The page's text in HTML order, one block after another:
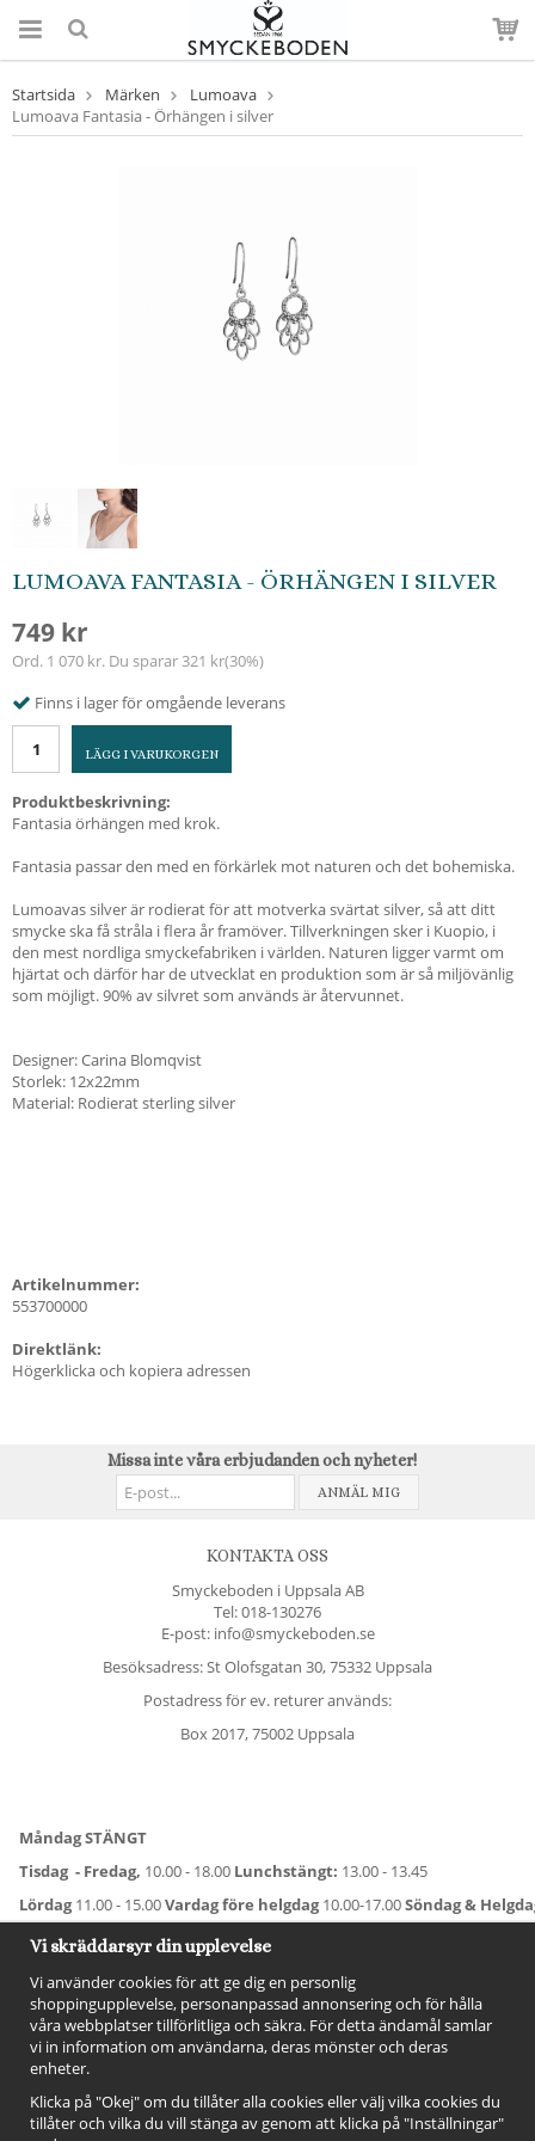
Startsida Märken
Lumoava
Lumoava Fantasia - Örhängen i silver
LUMOAVA FANTASIA - ÖRHÄNGEN I SILVER
749 kr
Ord. 1 070 kr. Du sparar321 kr(30%)
Finns i lager för omgående leverans
LÄGG I VARUKORGEN
Produktbeskrivning:
Fantasia örhängen med krok.
Fantasia passar den med en förkärlek mot naturen och det bohemiska.
Lumoavas silver är rodierat för att motverka svärtat silver, så att ditt
smycke ska få stråla i flera år framöver. Tillverkningen sker i Kuopio, i
den mest nordliga smyckefabriken i världen. Naturen ligger varmt om
hjärtat och därför har de utvecklat en produktion som är så miljövänlig
som möjligt. 90% av silvret som används är återvunnet.
Designer: Carina Blomqvist
Storlek: 12x22mm
Material: Rodierat sterling silver
Artikelnummer:
553700000
Direktlänk:
Högerklicka och kopiera adressen
Missa inte våra erbjudanden och nyheter!
ANMÄL MIG
KONTAKTA OSS
Smyckeboden i Uppsala AB
Tel:018-130276
E-post: info@smyckeboden.se
Besöksadress: St Olofsgatan 30, 75332 Uppsala
Postadress för ev. returer används:
Box 2017, 75002 Uppsala
Måndag STÄNGT
Tisdag - Fredag, 10.00 - 18.00 Lunchstängt: 13.00 - 13.45
Lördag11.00 - 15.00Vardag före helgdag10.00-17.00Söndag &
För avvikande öppettider:
Titta här
Vi skräddarsyr din upplevelse
Vi använder cookies för att ge dig en personlig
shoppingupplevelse, personanpassad annonsering och för hålla
våra webbplatser tillförlitliga och säkra. För detta ändamål samlar
vi in information om användarna, deras mönster och deras
enheter.
Klicka på "Okej" om du tillåter alla cookies eller välj vilka cookies du
tillåter och vilka du vill stänga av genom att klicka på "Inställningar"